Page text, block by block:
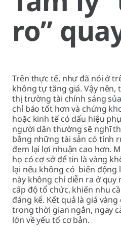
ro”
Trên thực tế, như đã nói ở
không tự tăng giá. Vậy
thị trường tài chính sáng
chỉ báo tốt hơn và chứng
hoặc kinh tế có dấu hiệu
người dân thường sẽ nghĩ
bằng những tài sản có tính
đem lại lợi nhuận cao hơn.
họ có cơ sở để tin là vàng
lại nếu không có biến động
này không chỉ diễn ra ở quy
cấp độ tổ chức, khiến nhu
đáng kể. Kết quả là giá
trong thời gian ngắn, ngay
lớn về yếu tố cơ bản.